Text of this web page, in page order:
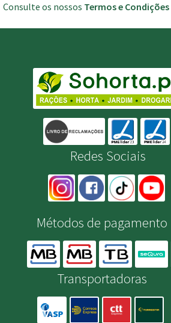
Consulte os nossos Termos e Condições
Redes Sociais
Métodos de pagamento
Transportadoras